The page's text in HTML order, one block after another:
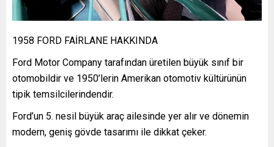
1958 FORD FAİRLANE HAKKINDA
Ford Motor Company tarafından üretilen büyük sınıf bir
otomobildir ve 1950’lerin Amerikan otomotiv kültürünün
tipik temsilcilerindendir.
Ford’un 5. nesil büyük araç ailesinde yer alır ve dönemin
modern, geniş gövde tasarımı ile dikkat çeker.